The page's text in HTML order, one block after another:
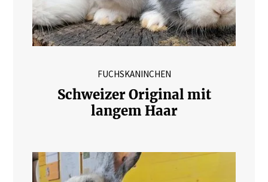
FUCHSKANINCHEN
Schweizer Original mit
langem Haar